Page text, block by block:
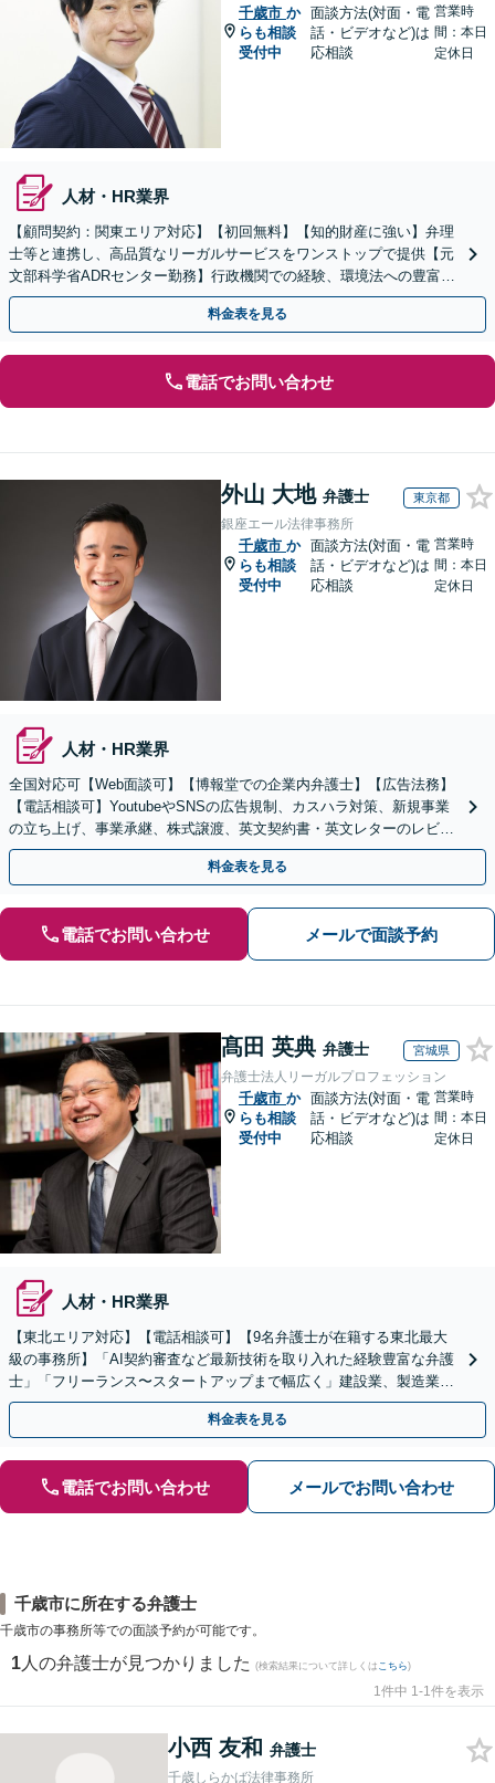
千歳市 か
らも相談
受付中
面談方法(対面・電
話・ビデオなど)は
応相談
営業時
間：本日
定休日
人材・HR業界
【顧問契約：関東エリア対応】【初回無料】【知的財産に強い】弁理
士等と連携し、高品質なリーガルサービスをワンストップで提供【元
文部科学省ADRセンター勤務】行政機関での経験、環境法への豊富な
知識を活かし、事業者さまの抱える問題を解決へ導きます
料金表を見る
電話でお問い合わせ
外山 大地 弁護士 東京都
銀座エール法律事務所
千歳市 か
らも相談
受付中
面談方法(対面・電
話・ビデオなど)は
応相談
営業時
間：本日
定休日
人材・HR業界
全国対応可【Web面談可】【博報堂での企業内弁護士】【広告法務】
【電話相談可】YoutubeやSNSの広告規制、カスハラ対策、新規事業
の立ち上げ、事業承継、株式譲渡、英文契約書・英文レターのレビュ
ー・ドラフトなどに対応。
料金表を見る
電話でお問い合わせ メールで面談予約
髙田 英典 弁護士 宮城県
弁護士法人リーガルプロフェッション
千歳市 か
らも相談
受付中
面談方法(対面・電
話・ビデオなど)は
応相談
営業時
間：本日
定休日
人材・HR業界
【東北エリア対応】【電話相談可】【9名弁護士が在籍する東北最大
級の事務所】「AI契約審査など最新技術を取り入れた経験豊富な弁護
士」「フリーランス〜スタートアップまで幅広く」建設業、製造業、
不動産業、飲食業、IT業、介護・福祉など
料金表を見る
電話でお問い合わせ メールでお問い合わせ
千歳市に所在する弁護士
千歳市の事務所等での面談予約が可能です。
1 人の弁護士が見つかりました (検索結果について詳しくは こちら)
1件中 1-1件を表示
小西 友和 弁護士
千歳しらかば法律事務所